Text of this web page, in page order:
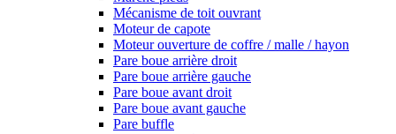
Mécanisme de toit ouvrant
Moteur de capote
Moteur ouverture de coffre / malle / hayon
Pare boue arrière droit
Pare boue arrière gauche
Pare boue avant droit
Pare boue avant gauche
Pare buffle